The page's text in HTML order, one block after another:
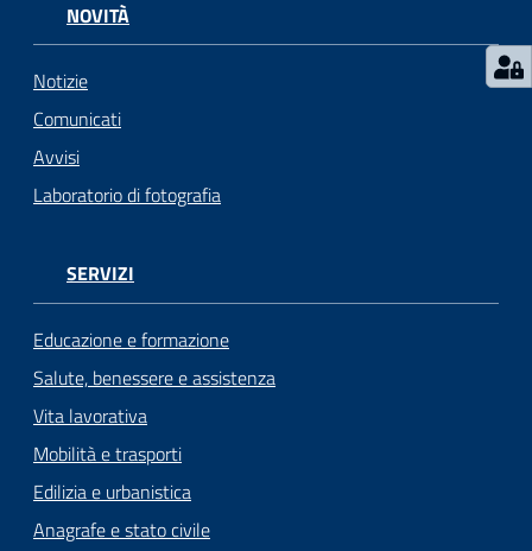
argomenti...
Seguici
su
NOVITÀ
Notizie
Comunicati
Avvisi
Laboratorio di fotografia
SERVIZI
Educazione e formazione
Salute, benessere e assistenza
Vita lavorativa
Mobilità e trasporti
Edilizia e urbanistica
Anagrafe e stato civile